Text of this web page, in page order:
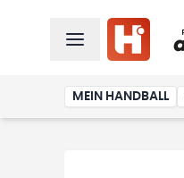
MEIN HANDBALL